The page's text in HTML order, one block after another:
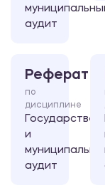
аудит
Реферат
по
дисциплине
и
аудит